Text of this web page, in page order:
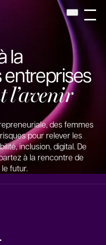
la
l’avenir
des femmes
pour relever les
inclusion, digital. De
à la rencontre de
futur.